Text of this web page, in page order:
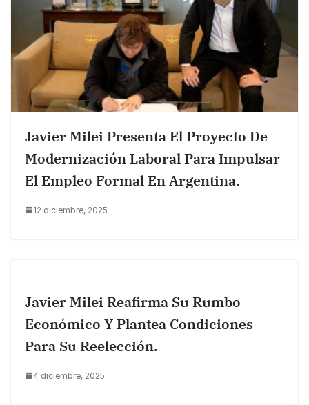
Javier Milei Presenta El Proyecto De
Modernización Laboral Para Impulsar
El Empleo Formal En Argentina.
12 diciembre, 2025
Javier Milei Reafirma Su Rumbo
Económico Y Plantea Condiciones
Para Su Reelección.
4 diciembre, 2025